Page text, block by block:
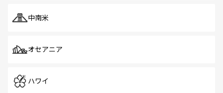
中南米
オセアニア
ハワイ